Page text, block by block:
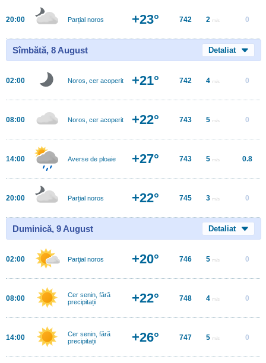
20:00 Parțial noros +23° 742 2 m/s 0
Sîmbătă, 8 August Detaliat
02:00 Noros, cer acoperit +21° 742 4 m/s 0
08:00 Noros, cer acoperit +22° 743 5 m/s 0
14:00 Averse de ploaie +27° 743 5 m/s 0.8
20:00 Parțial noros +22° 745 3 m/s 0
Duminică, 9 August Detaliat
02:00 Parţial noros +20° 746 5 m/s 0
08:00
Cer senin, fără
precipitații
+22° 748 4 m/s 0
14:00
Cer senin, fără
precipitații
+26° 747 5 m/s 0